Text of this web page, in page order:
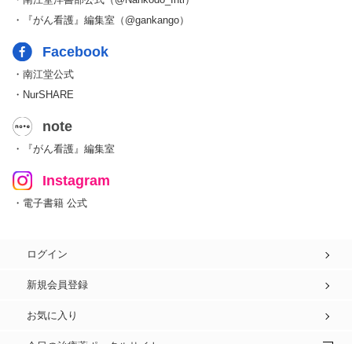
・『がん看護』編集室（@gankango）
Facebook
・南江堂公式
・NurSHARE
note
・『がん看護』編集室
Instagram
・電子書籍 公式
ログイン
新規会員登録
お気に入り